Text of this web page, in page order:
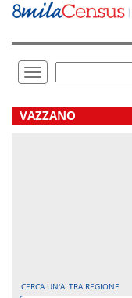
Vai
direttamente
Toggle
navigation
.
VAZZANO
CERCA UN'ALTRA REGIONE